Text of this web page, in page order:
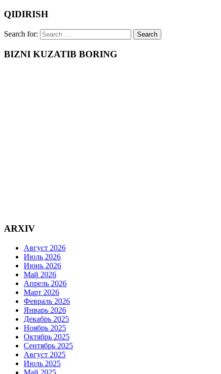
QIDIRISH
Search for:
BIZNI KUZATIB BORING
ARXIV
Август 2026
Июль 2026
Июнь 2026
Май 2026
Апрель 2026
Март 2026
Февраль 2026
Январь 2026
Декабрь 2025
Ноябрь 2025
Октябрь 2025
Сентябрь 2025
Август 2025
Июль 2025
Май 2025